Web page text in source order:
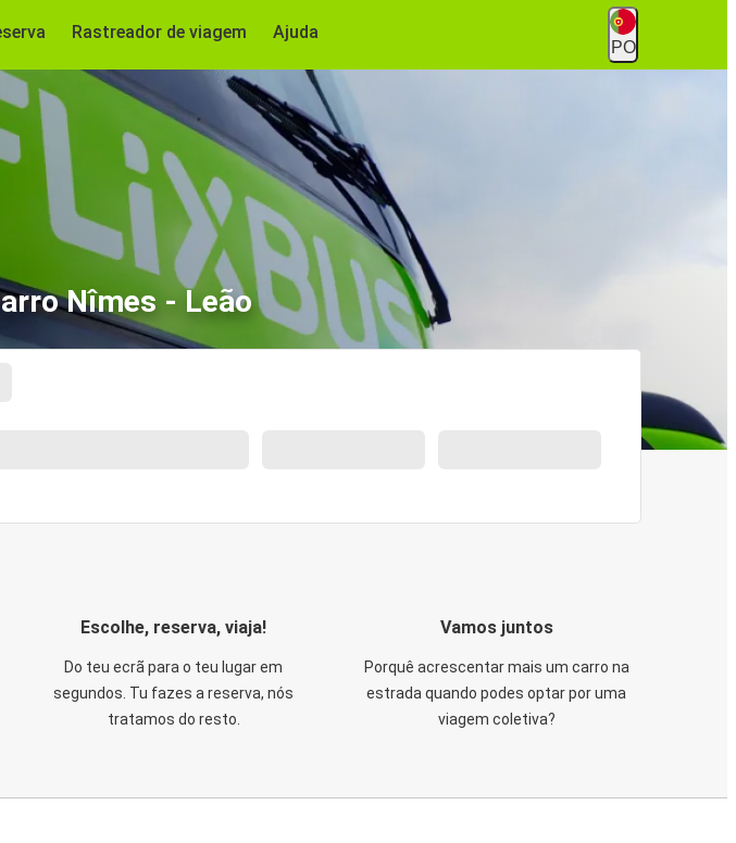
Rastreador de viagem Ajuda
PO
Nîmes - Leão
Escolhe, reserva, viaja!
Do teu ecrã para o teu lugar em
segundos. Tu fazes a reserva, nós
tratamos do resto.
Vamos juntos
Porquê acrescentar mais um carro na
estrada quando podes optar por uma
viagem coletiva?